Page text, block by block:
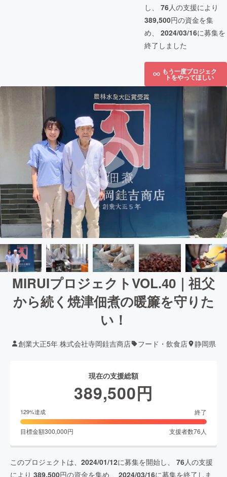
し、 76人の支援により
389,500円の資金を集
め、 2024/03/16に募集を
終了しました
もう一度プロジェク
トをやってほしい
MIRUIプロジェクトVOL.40｜祖父
から続く焼津佃煮の暖簾を守りた
い！
創業大正5年 株式会社寺岡銈吉商店 フード・飲食店 静岡県
現在の支援総額
389,500円
129%達成 終了
目標金額300,000円 支援者数76 人
このプロジェクトは、 2024/01/12に募集を開始し、 76人の支援
により 389,500円の資金を集め、 2024/03/16に募集を終了しま